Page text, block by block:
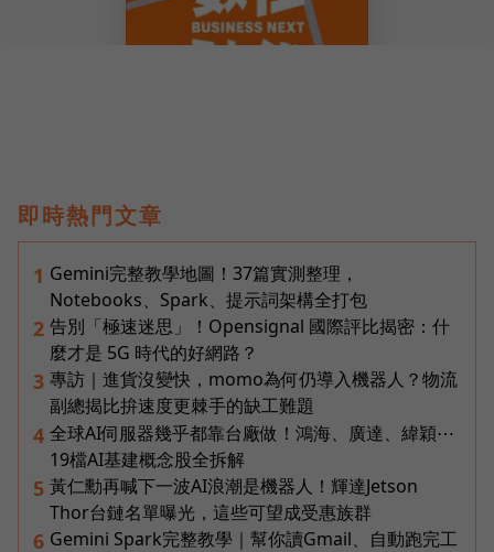
即時熱門文章
1 Gemini完整教學地圖！37篇實測整理，
Notebooks、Spark、提示詞架構全打包
2 告別「極速迷思」！Opensignal 國際評比揭密：什
麼才是 5G 時代的好網路？
3 專訪｜進貨沒變快，momo為何仍導入機器人？物流
副總揭比拚速度更棘手的缺工難題
4 全球AI伺服器幾乎都靠台廠做！鴻海、廣達、緯穎⋯
19檔AI基建概念股全拆解
5 黃仁勳再喊下一波AI浪潮是機器人！輝達Jetson
Thor台鏈名單曝光，這些可望成受惠族群
6 Gemini Spark完整教學｜幫你讀Gmail、自動跑完工